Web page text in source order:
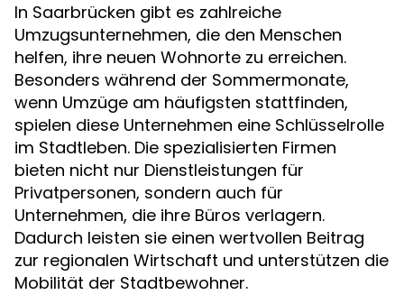
In Saarbrücken gibt es zahlreiche
Umzugsunternehmen, die den Menschen
helfen, ihre neuen Wohnorte zu erreichen.
Besonders während der Sommermonate,
wenn Umzüge am häufigsten stattfinden,
spielen diese Unternehmen eine Schlüsselrolle
im Stadtleben. Die spezialisierten Firmen
bieten nicht nur Dienstleistungen für
Privatpersonen, sondern auch für
Unternehmen, die ihre Büros verlagern.
Dadurch leisten sie einen wertvollen Beitrag
zur regionalen Wirtschaft und unterstützen die
Mobilität der Stadtbewohner.